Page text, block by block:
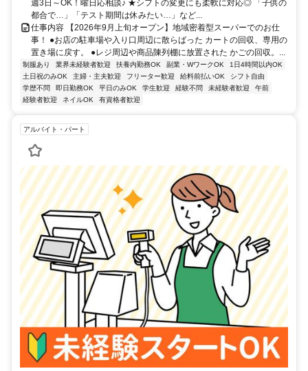
週3日～OK！曜日応相談♪ ★シフトの変更にも柔軟に対応◎ 「子供の
都合で…」「テスト期間は休みたい…」など...
仕事内容 【2026年9月上旬オープン】地域密着型スーパーでのお仕
事！ ●お店の駐車場や入り口周辺に散らばった カートの回収、専用の
置き場に戻す。 ●レジ周辺や商品陳列棚に放置された かごの回収。...
制服あり 業界未経験者歓迎 扶養内勤務OK 副業・WワークOK
1日4時間以内OK
土日祝のみOK
主婦・主夫歓迎 フリーター歓迎 給料前払いOK
シフト自由
学歴不問
即日勤務OK 平日のみOK 学生歓迎 経験不問 未経験者歓迎
午前
経験者歓迎
ネイルOK 有資格者歓迎
アルバイト・パート